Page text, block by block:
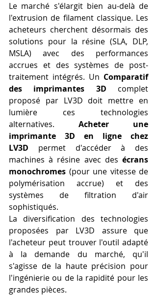
Le marché s'élargit bien au-delà de
l'extrusion de filament classique. Les
acheteurs cherchent désormais des
solutions pour la résine (SLA, DLP,
MSLA) avec des performances
accrues et des systèmes de post-
traitement intégrés. Un Comparatif
des imprimantes 3D complet
proposé par LV3D doit mettre en
lumière ces technologies
alternatives. Acheter une
imprimante 3D en ligne chez
LV3D permet d'accéder à des
machines à résine avec des écrans
monochromes (pour une vitesse de
polymérisation accrue) et des
systèmes de filtration d'air
sophistiqués.
La diversification des technologies
proposées par LV3D assure que
l'acheteur peut trouver l'outil adapté
à la demande du marché, qu'il
s'agisse de la haute précision pour
l'ingénierie ou de la rapidité pour les
grandes pièces.